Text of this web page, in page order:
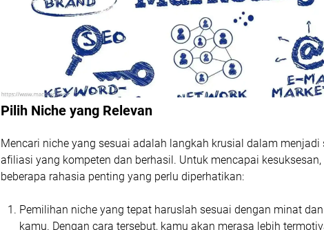
Pilih Niche yang Relevan
Mencari niche yang sesuai adalah langkah krusial dalam menjadi
afiliasi yang kompeten dan berhasil. Untuk mencapai kesuksesan,
beberapa rahasia penting yang perlu diperhatikan:
Pemilihan niche yang tepat haruslah sesuai dengan minat
kamu. Dengan cara tersebut, kamu akan merasa lebih